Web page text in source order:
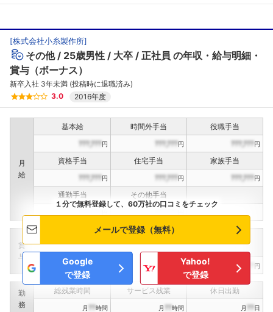
[株式会社小糸製作所]
その他 25歳男性 大卒 正社員 の年収・給与明細・
賞与（ボーナス）
新卒入社 3年未満 (投稿時に退職済み)
3.0
2016年度
月
給
基本給 時間外手当
役職手当
???,???円 ???,???円 ???,???円
資格手当 住宅手当
家族手当
???,???円 ???,???円 ???,???円
通勤手当
その他手当
賞
与
インセンティブ賞与
決算賞与
???,??? ???,??? 円 ???,??? 円
勤
務
総残業時間 サービス残業 休日出勤
月 ??時間 月 ??時間 月 ??日
１分で無料登録して、60万社の口コミをチェック
メールで登録（無料）
Google
で登録
Yahoo!
で登録